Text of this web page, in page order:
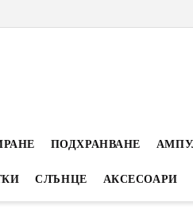
ПОДХРАНВАНЕ
СЛЪНЦЕ АКСЕСОАРИ